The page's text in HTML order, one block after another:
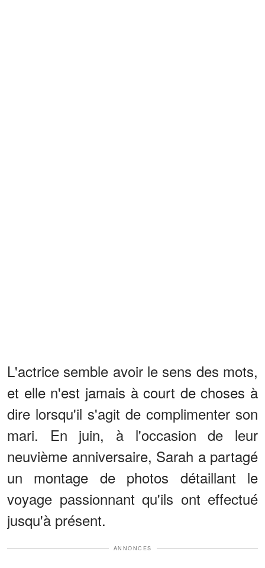
L'actrice semble avoir le sens des mots,
et elle n'est jamais à court de choses à
dire lorsqu'il s'agit de complimenter son
mari. En juin, à l'occasion de leur
neuvième anniversaire, Sarah a partagé
un montage de photos détaillant le
voyage passionnant qu'ils ont effectué
jusqu'à présent.
ANNONCES